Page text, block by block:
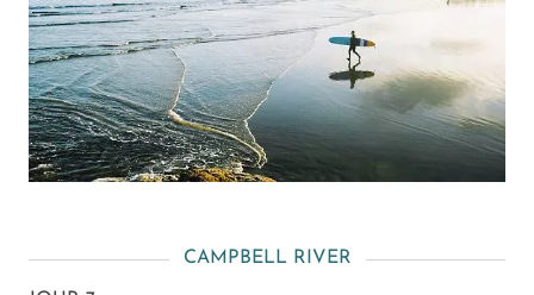
CAMPBELL RIVER